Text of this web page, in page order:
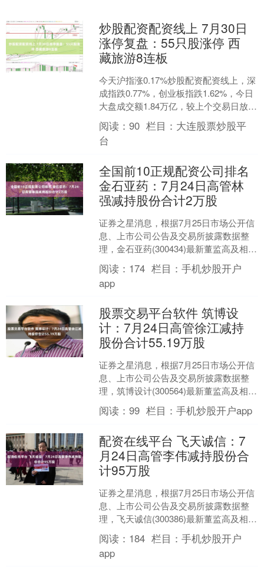
炒股配资配资线上 7月30日
涨停复盘：55只股涨停 西
藏旅游8连板
今天沪指涨0.17%炒股配资配资线上，深
成指跌0.77%，创业板指跌1.62%，今日
大盘成交额1.84万亿，较上个交易日放量
411.09亿。 涨停个股数量方面，....
阅读：90 栏目： 大连股票炒股平
台
全国前10正规配资公司排名
金石亚药：7月24日高管林
强减持股份合计2万股
证券之星消息，根据7月25日市场公开信
息、上市公司公告及交易所披露数据整
理，金石亚药(300434)最新董监高及相关
人员股份变动情况：2025年7月24日公司
董....
阅读： 174 栏目：手机炒股开户
app
股票交易平台软件 筑博设
计：7月24日高管徐江减持
股份合计55.19万股
证券之星消息，根据7月25日市场公开信
息、上市公司公告及交易所披露数据整
理，筑博设计(300564)最新董监高及相关
人员股份变动情况：2025年7月24日公司
董....
阅读：99 栏目：手机炒股开户app
配资在线平台 飞天诚信：7
月24日高管李伟减持股份合
计95万股
证券之星消息，根据7月25日市场公开信
息、上市公司公告及交易所披露数据整
理，飞天诚信(300386)最新董监高及相关
人员股份变动情况：2025年7月24日公司
董....
阅读： 184 栏目：手机炒股开户
app